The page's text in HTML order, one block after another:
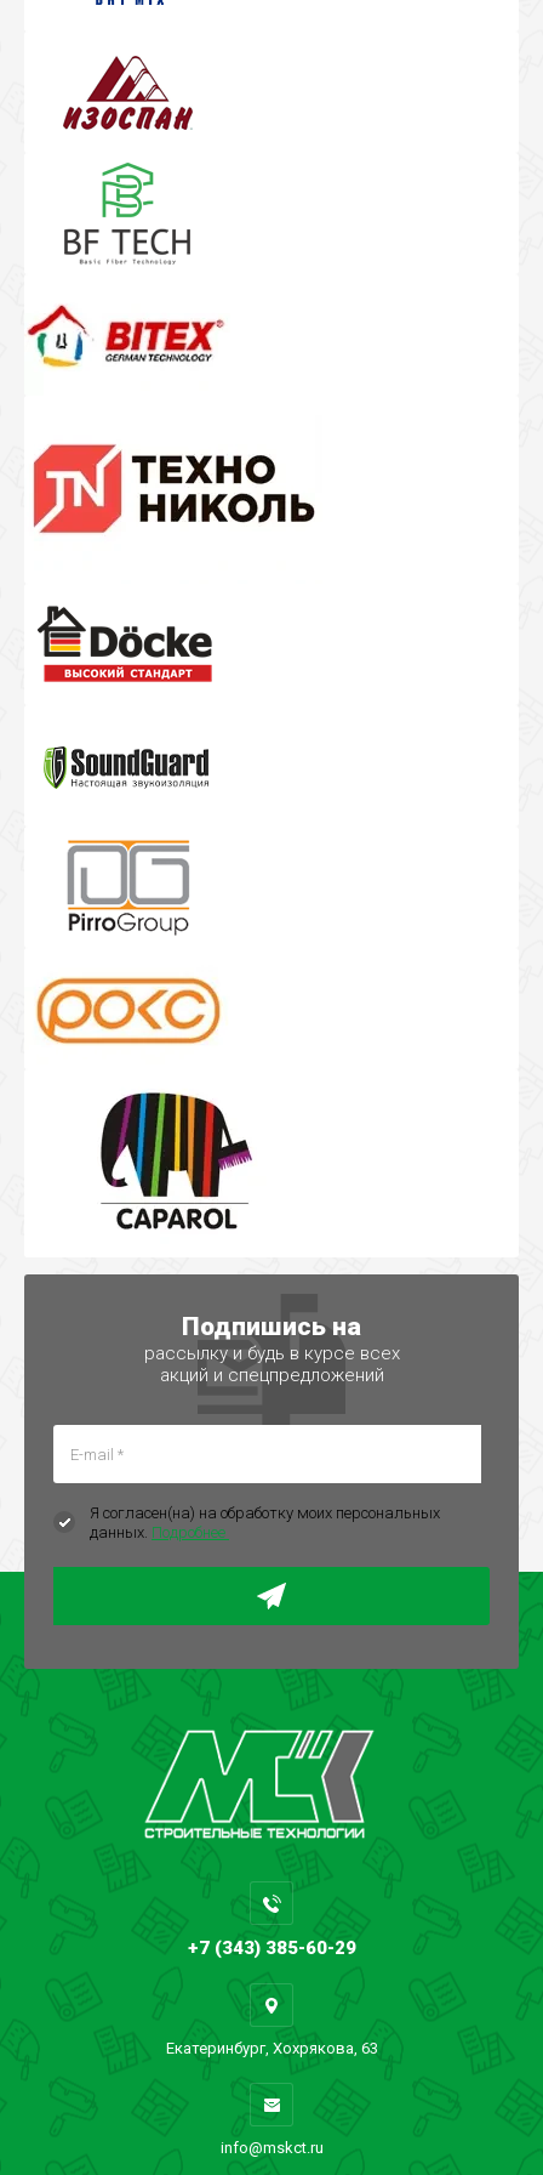
Подпишись на
рассылку и будь в курсе всех
акций и спецпредложений
Я согласен(на) на обработку моих персональных
данных. Подробнее
+7 (343) 385-60-29
Екатеринбург, Хохрякова, 63
info@mskct.ru